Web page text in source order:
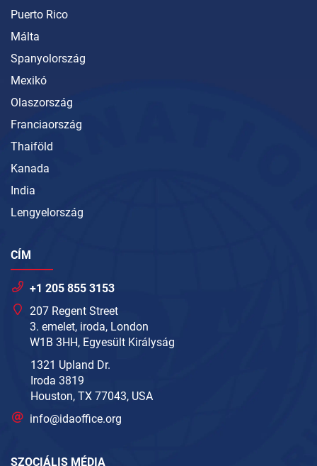
Puerto Rico
Málta
Spanyolország
Mexikó
Olaszország
Franciaország
Thaiföld
Kanada
India
Lengyelország
CÍM
+1 205 855 3153
207 Regent Street
3. emelet, iroda, London
W1B 3HH, Egyesült Királyság
1321 Upland Dr.
Iroda 3819
Houston, TX 77043, USA
info@idaoffice.org
SZOCIÁLIS MÉDIA